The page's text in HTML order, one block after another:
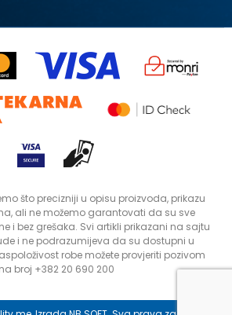
sredstava
što precizniji u opisu proizvoda, prikazu
ali ne možemo garantovati da su sve
i bez grešaka. Svi artikli prikazani na sajtu
i ne podrazumijeva da su dostupni u
robe možete provjeriti pozivom
na broj +382 20 690 200